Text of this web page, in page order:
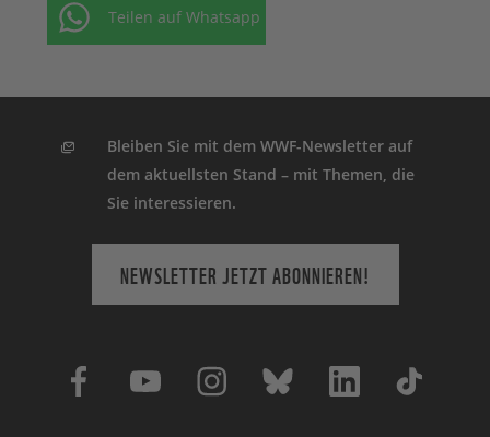
Teilen auf Whatsapp
Bleiben Sie mit dem WWF-Newsletter auf
dem aktuellsten Stand – mit Themen, die
Sie interessieren.
NEWSLETTER JETZT ABONNIEREN!